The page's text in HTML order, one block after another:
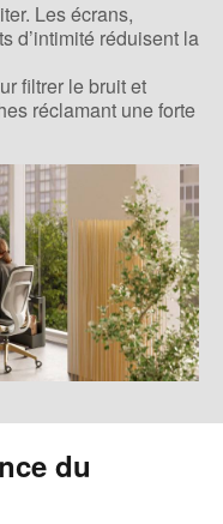
Les écrans,
d’intimité réduisent la
filtrer le bruit et
réclamant une forte
du